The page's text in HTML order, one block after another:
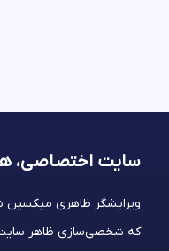
سایت اختصاصی،
ویرایشگر ظاهری میکسین
که شخصی‌سازی ظاهر